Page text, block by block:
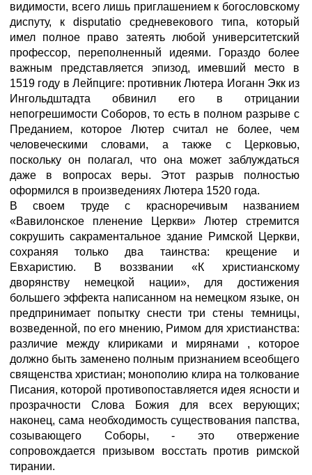
видимости, всего лишь приглашением к богословскому
диспуту, к disputatio средневекового типа, который
имел полное право затеять любой университетский
профессор, переполненный идеями. Гораздо более
важным представляется эпизод, имевший место в
1519 году в Лейпциге: противник Лютера Иоганн Экк из
Ингольдштадта обвинил его в отрицании
непогрешимости Соборов, то есть в полном разрыве с
Преданием, которое Лютер считал не более, чем
человеческими словами, а также с Церковью,
поскольку он полагал, что она может заблуждаться
даже в вопросах веры. Этот разрыв полностью
оформился в произведениях Лютера 1520 года.
В своем труде с красноречивым названием
«Вавилонское пленение Церкви» Лютер стремится
сокрушить сакраментальное здание Римской Церкви,
сохраняя только два таинства: крещение и
Евхаристию. В воззвании «К христианскому
дворянству немецкой нации», для достижения
большего эффекта написанном на немецком языке, он
предпринимает попытку снести три стены темницы,
возведенной, по его мнению, Римом для христианства:
различие между клириками и мирянами , которое
должно быть заменено полным признанием всеобщего
священства христиан; монополию клира на толкование
Писания, которой противопоставляется идея ясности и
прозрачности Слова Божия для всех верующих;
наконец, сама необходимость существования папства,
созывающего Соборы, - это отвержение
сопровождается призывом восстать против римской
тирании.